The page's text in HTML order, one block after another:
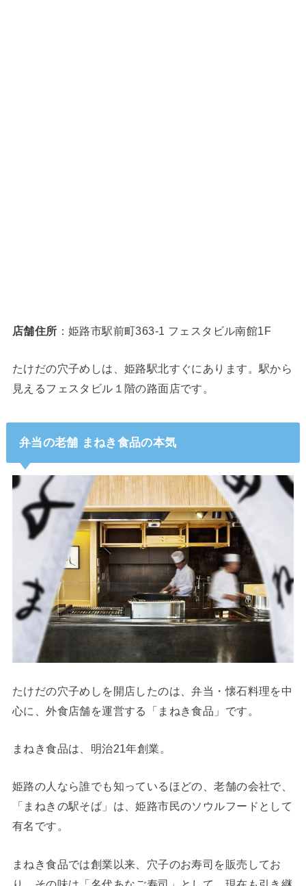
店舗住所 ：姫路市駅前町363-1 フェスタビル南館1F
たけだの穴子めしは、姫路駅北すぐにあります。駅から
見えるフェスタビル１階の路面店です。
弁当の老舗 まねき食品の本気
たけだの穴子めしを開店したのは、弁当・懐石料理を中
心に、外食店舗を運営する「まねき食品」です。
まねき食品は、明治21年創業。
姫路の人なら誰でも知っているほどの、老舗の会社で、
「まねきの駅そば」は、姫路市民のソウルフードとして
有名です。
まねき食品では創業以来、穴子のお寿司を販売してお